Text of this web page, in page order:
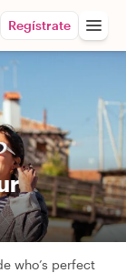
Regístrate
who’s perfect